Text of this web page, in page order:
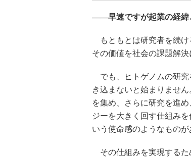
――早速ですが起業の経緯
もともとは研究者を続け
その価値を社会の課題解
でも、ヒトゲノムの研究
き込まないと始まりませ
を集め、さらに研究を進
ジーを大きく回す仕組み
いう使命感のようなものが
その仕組みを実現するた